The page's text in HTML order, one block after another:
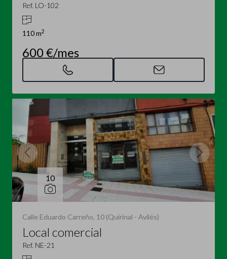
Ref. LO-102
110 m2
600 €/mes
10
Calle Eduardo Carreño, 10 (Quirinal - Avilés)
Local comercial
Ref. NE-21